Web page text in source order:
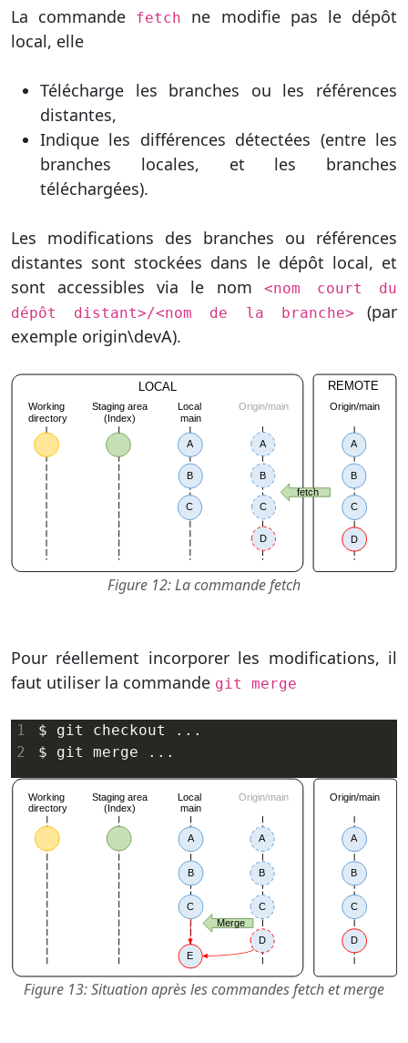
La commande fetch
ne modifie pas le dépôt
local, elle
Télécharge les branches ou les références
distantes,
Indique les différences détectées (entre les
branches locales, et les branches
téléchargées).
Les modifications des branches ou références
distantes sont stockées dans le dépôt local, et
sont accessibles via le nom
<nom court du
dépôt distant>/<nom de la branche>
(par
exemple origin\devA).
Figure 12: La commande fetch
Pour réellement incorporer les modifications, il
faut utiliser la commande git merge
Figure 13: Situation après les commandes fetch et merge